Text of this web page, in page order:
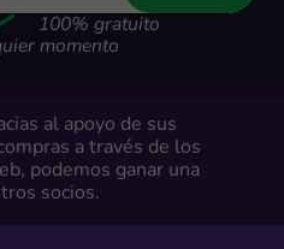
100% gratuito
momento
al apoyo de sus
a través de los
podemos ganar una
socios.